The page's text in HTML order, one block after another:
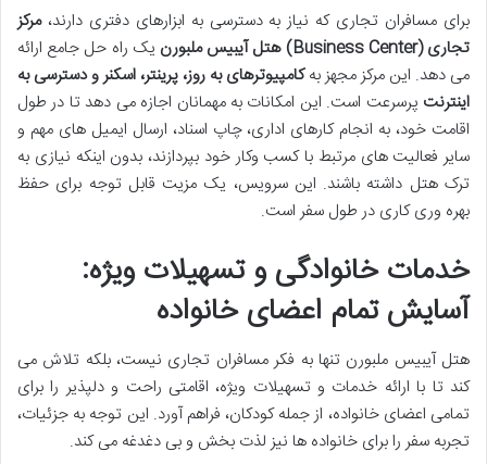
برای مسافران تجاری که نیاز به دسترسی به ابزارهای دفتری دارند،مرکز
تجاری (Business Center) هتل آیبیس ملبورن
یک راه حل جامع ارائه
می دهد. این مرکز مجهز بهکامپیوترهای به روز، پرینتر، اسکنر و دسترسی به
اینترنت پرسرعت است. این امکانات به مهمانان اجازه می دهد تا در طول
اقامت خود، به انجام کارهای اداری، چاپ اسناد، ارسال ایمیل های مهم و
سایر فعالیت های مرتبط با کسب وکار خود بپردازند، بدون اینکه نیازی به
ترک هتل داشته باشند. این سرویس، یک مزیت قابل توجه برای حفظ
بهره وری کاری در طول سفر است.
خدمات خانوادگی و تسهیلات ویژه:
آسایش تمام اعضای خانواده
هتل آیبیس ملبورن تنها به فکر مسافران تجاری نیست، بلکه تلاش می
کند تا با ارائه خدمات و تسهیلات ویژه، اقامتی راحت و دلپذیر را برای
تمامی اعضای خانواده، از جمله کودکان، فراهم آورد. این توجه به جزئیات،
تجربه سفر را برای خانواده ها نیز لذت بخش و بی دغدغه می کند.